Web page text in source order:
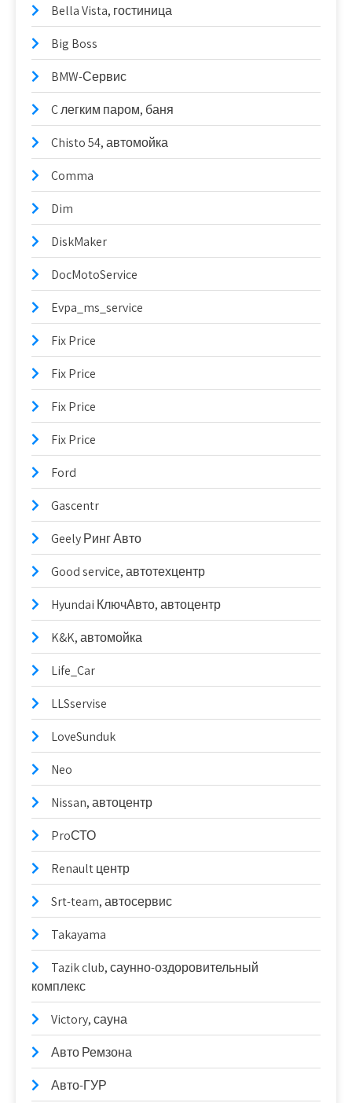
Bella Vista, гостиница
Big Boss
BMW-Сервис
C легким паром, баня
Chisto 54, автомойка
Comma
Dim
DiskMaker
DocMotoService
Evpa_ms_service
Fix Price
Fix Price
Fix Price
Fix Price
Ford
Gascentr
Geely Ринг Авто
Good serviсe, автотехцентр
Hyundai КлючАвто, автоцентр
K&K, автомойка
Life_Car
LLSservise
LoveSunduk
Neo
Nissan, автоцентр
ProСТО
Renault центр
Srt-team, автосервис
Takayama
Tazik club, саунно-оздоровительный
комплекс
Victory, сауна
Авто Ремзона
Авто-ГУР